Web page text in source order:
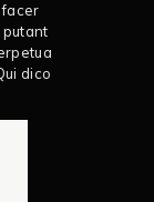
facer
putant
dico